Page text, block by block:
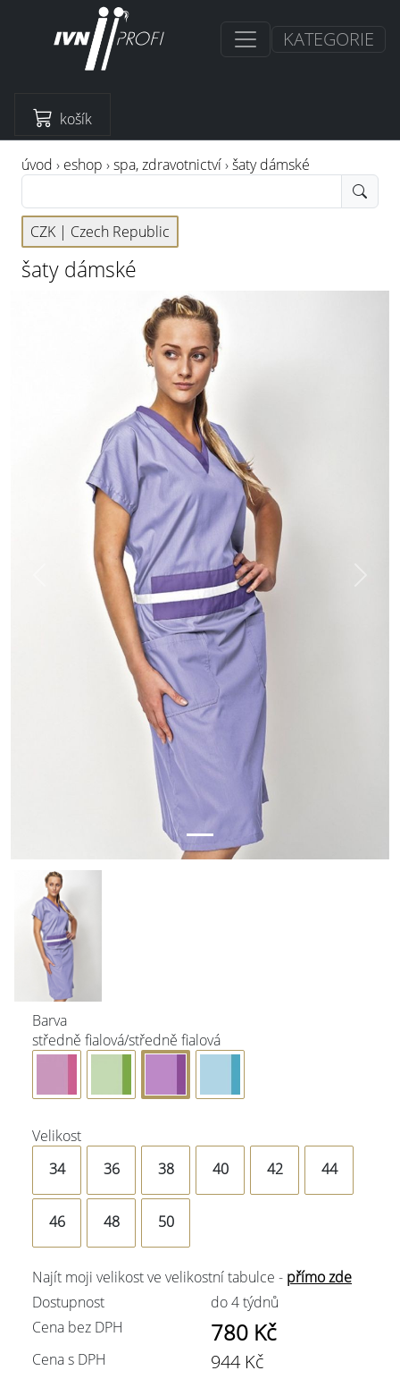
KATEGORIE
košík
úvod › eshop ›spa, zdravotnictví›šaty dámské
CZK | Czech Republic
šaty dámské
Barva
středně fialová/středně fialová
Velikost
34
36 38 40 42 44
46 48 50
Najít moji velikost ve velikostní tabulce - přímo zde
Dostupnost
do 4 týdnů
Cena bez DPH
780 Kč
Cena s DPH 944Kč